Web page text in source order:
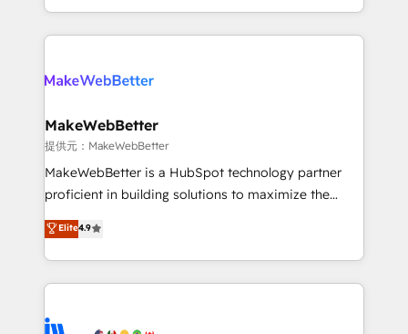
technical agency for a growth problem. Hire a
transform brand experiences As one of the few full-
service creative agencies in the HubSpot
winning design to build scalable, globally
marketing campaigns, & RevOps frameworks that
fuel long-term success We connect the entire
customer lifecycle through seamless integrations,
ensure long-term adoption with change-
and service to drive sustainable growth With 6 key
HubSpot accreditations and experience across
teams has worked with clients just like you Let’s
MakeWebBetter
提供元：MakeWebBetter
MakeWebBetter is a HubSpot technology partner
proficient in building solutions to maximize the
operational efficiency of HubSpot. The fastest-
growing tech-enabler & facilitator, MakeWebBetter,
hands you the blend of HubSpot expertise &
eminent solutions & integrations. Trust us to
Elite Partners with 10+ years of HubSpot experience
Elite4.9